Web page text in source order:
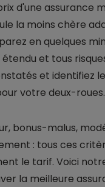
d'une assurance
la moins chère
en quelques
et tous
et identifiez
votre deux-roues.
bonus-malus,
: tous ces
le tarif. Voici
la meilleure